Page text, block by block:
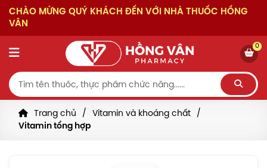
CHÀO MỪNG QUÝ KHÁCH ĐẾN VỚI NHÀ THUỐC HỒNG
VÂN
0
Trang chủ
Vitamin và khoáng chất
Vitamin tổng hợp